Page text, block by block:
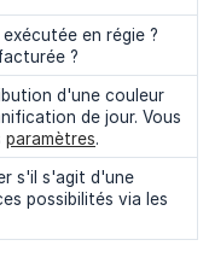
en régie ?
?
d'une couleur
de jour. Vous
paramètres.
s'il s'agit d'une
possibilités via les